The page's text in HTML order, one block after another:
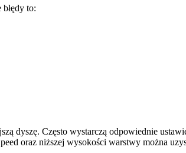
to:
dyszę. Często wystarczą odpowiednie
oraz niższej wysokości warstwy można